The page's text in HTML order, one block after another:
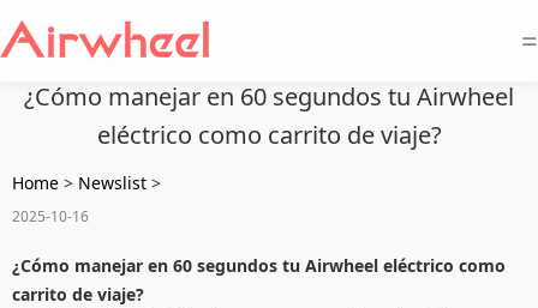
=
¿Cómo manejar en 60 segundos tu Airwheel
eléctrico como carrito de viaje?
Home > Newslist >
2025-10-16
¿Cómo manejar en 60 segundos tu Airwheel eléctrico como
carrito de viaje?